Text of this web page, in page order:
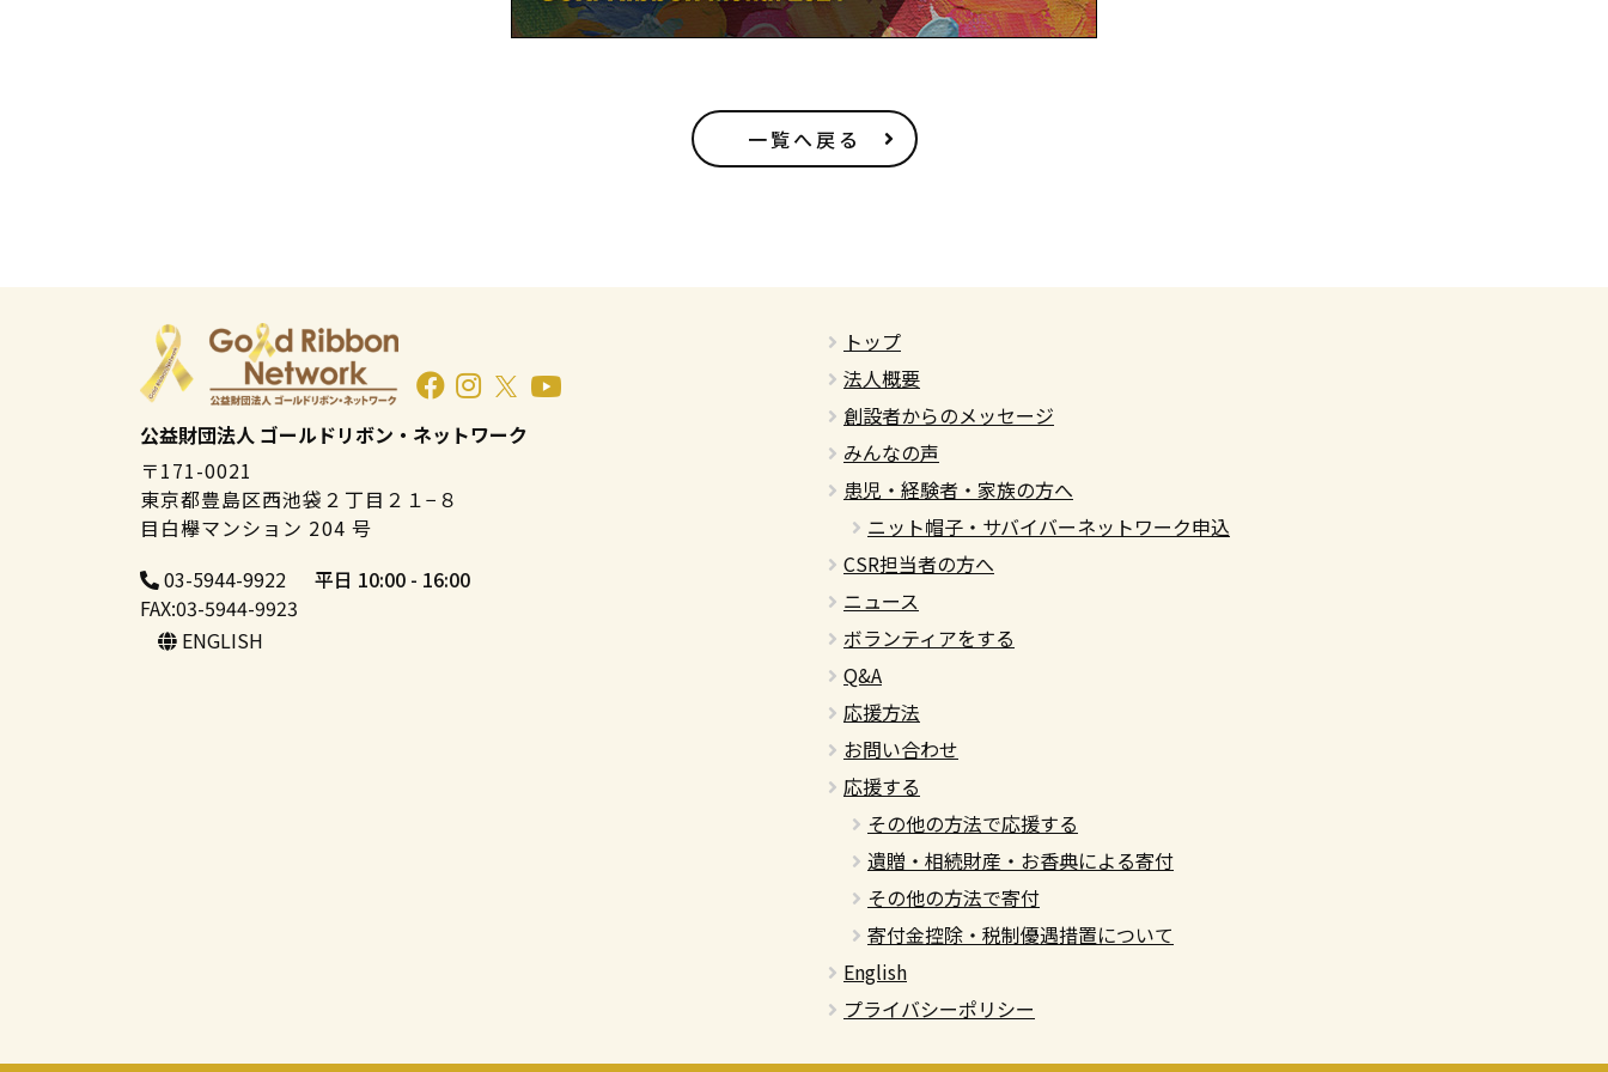
一覧へ戻る
公益財団法人 ゴールドリボン・ネットワーク
〒171-0021
東京都豊島区西池袋２丁目２１−８
目白欅マンション 204 号
03-5944-9922
平日 10:00 - 16:00
FAX:03-5944-9923
ENGLISH
トップ
法人概要
創設者からのメッセージ
みんなの声
患児・経験者・家族の方へ
ニット帽子・サバイバーネットワーク申込
CSR担当者の方へ
ニュース
ボランティアをする
Q&A
応援方法
お問い合わせ
応援する
その他の方法で応援する
遺贈・相続財産・お香典による寄付
その他の方法で寄付
寄付金控除・税制優遇措置について
English
プライバシーポリシー